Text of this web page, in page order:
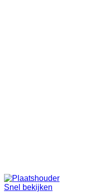
Snel bekijken